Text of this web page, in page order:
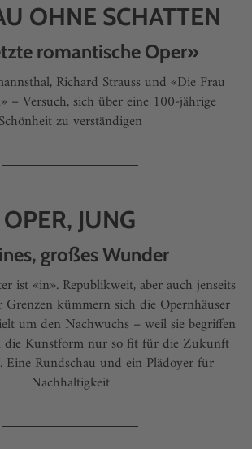
OHNE SCHATTEN
romantische Oper»
Richard Strauss und «Die Frau
– Versuch, sich über eine 100-jährige
Schönheit zu verständigen
OPER, JUNG
großes Wunder
ist «in». Republikweit, aber auch jenseits
Grenzen kümmern sich die Opernhäuser
um den Nachwuchs – weil sie begriffen
die Kunstform nur so fit für die Zukunft
Eine Rundschau und ein Plädoyer für
Nachhaltigkeit